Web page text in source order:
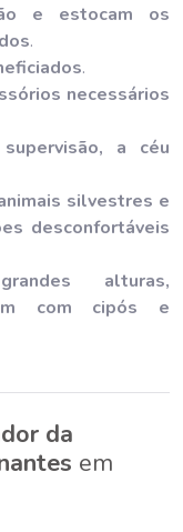
e estocam os
.
.
necessários
a céu
silvestres e
desconfortáveis
alturas,
com cipós e
da
em